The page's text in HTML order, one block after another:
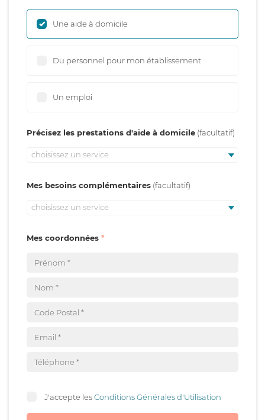
Une aide à domicile
Du personnel pour mon établissement
Un emploi
Précisez les prestations d'aide à domicile
choisissez un service
Mes besoins complémentaires
choisissez un service
Mes coordonnées
J'accepte lesConditions Générales d'Utilisation